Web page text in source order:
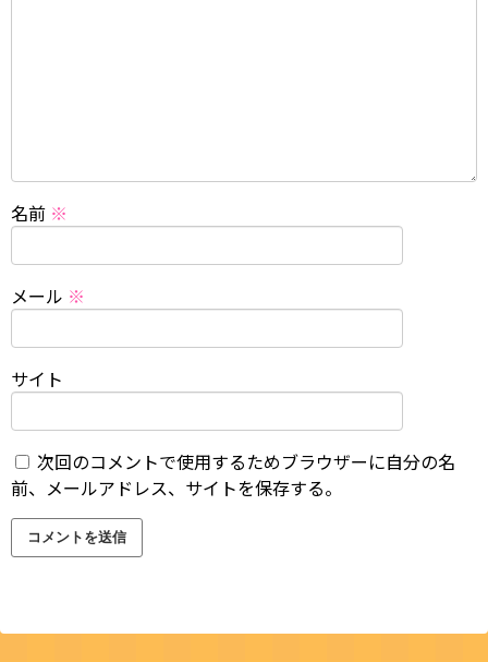
名前 ※
メール ※
サイト
次回のコメントで使用するためブラウザーに自分の名
前、メールアドレス、サイトを保存する。